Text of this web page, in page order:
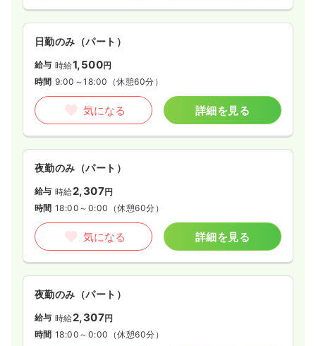
日勤のみ（パート）
給与 時給1,500円
時間 9:00～18:00 （休憩60分）
気になる 詳細を見る
夜勤のみ（パート）
給与 時給2,307円
時間 18:00～0:00 （休憩60分）
気になる 詳細を見る
夜勤のみ（パート）
給与 時給2,307円
時間 18:00～0:00 （休憩60分）